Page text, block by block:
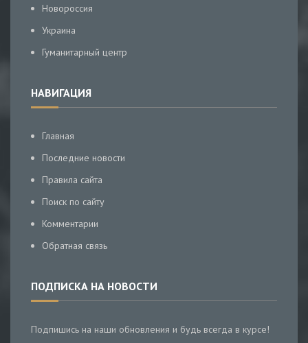
Новороссия
Украина
Гуманитарный центр
НАВИГАЦИЯ
Главная
Последние новости
Правила сайта
Поиск по сайту
Комментарии
Обратная связь
ПОДПИСКА НА НОВОСТИ
Подпишись на наши обновления и будь всегда в курсе!